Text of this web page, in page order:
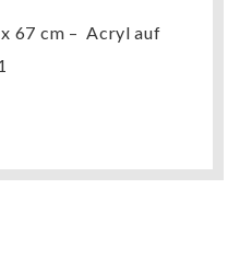
67 cm – Acryl auf